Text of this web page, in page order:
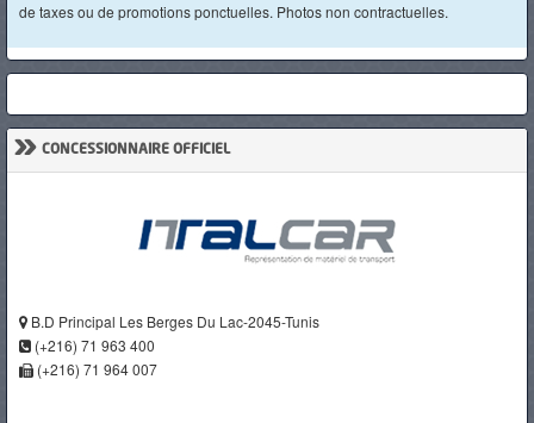
de taxes ou de promotions ponctuelles. Photos non contractuelles.
» CONCESSIONNAIRE OFFICIEL
B.D Principal Les Berges Du Lac-2045-Tunis
(+216) 71 963 400
(+216) 71 964 007